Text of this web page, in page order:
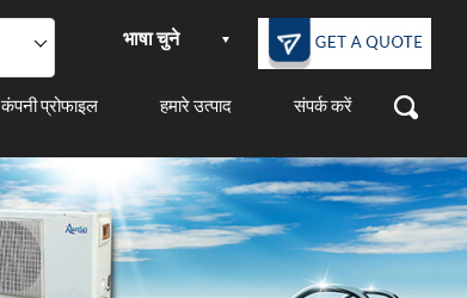
भाषा चुने
कंपनी प्रोफाइल हमारे उत्पाद संपर्क करें